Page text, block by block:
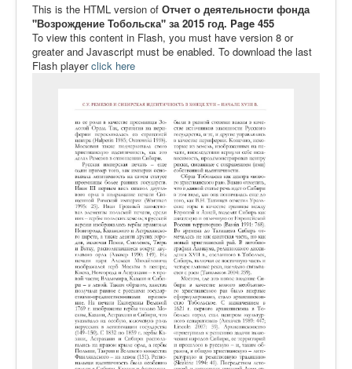
Видеоматериалы
Контакты
Сайт проекта Достоевский
This is the HTML version of Отчет о деятельности фонда
"Возрождение Тобольска" за 2015 год. Page 455
To view this content in Flash, you must have version 8 or
greater and Javascript must be enabled. To download the last
Flash playerclick here